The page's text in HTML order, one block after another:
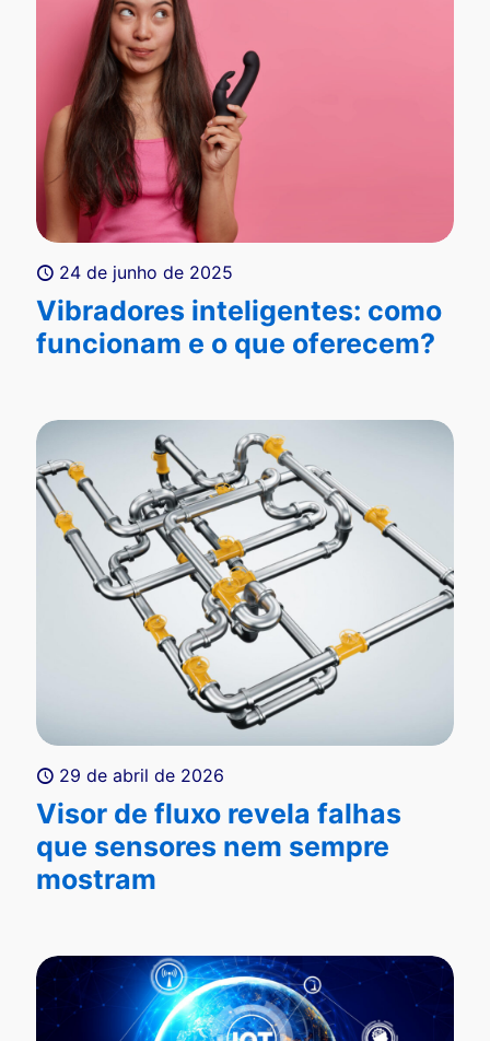
24 de junho de 2025
Vibradores inteligentes: como
funcionam e o que oferecem?
29 de abril de 2026
Visor de fluxo revela falhas
que sensores nem sempre
mostram